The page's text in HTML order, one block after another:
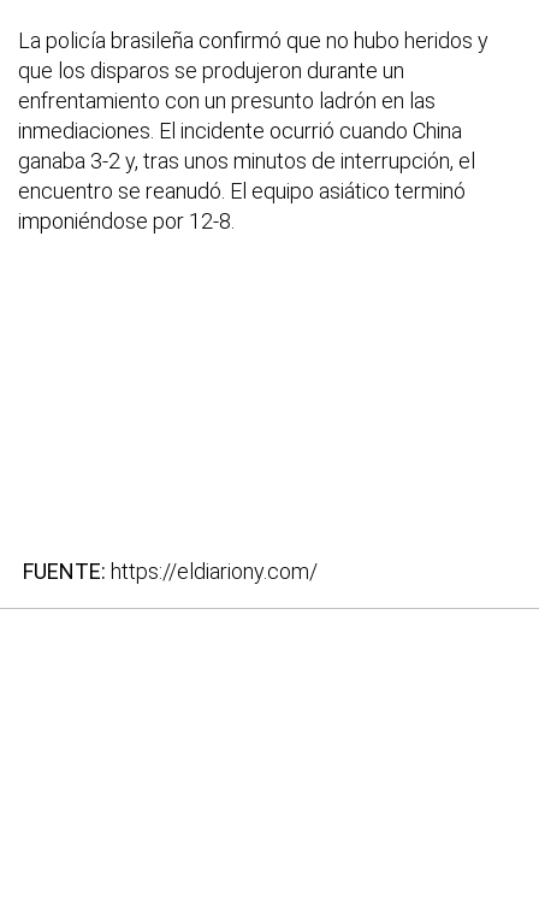
La policía brasileña confirmó que no hubo heridos y
que los disparos se produjeron durante un
enfrentamiento con un presunto ladrón en las
inmediaciones. El incidente ocurrió cuando China
ganaba 3-2 y, tras unos minutos de interrupción, el
encuentro se reanudó. El equipo asiático terminó
imponiéndose por 12-8.
FUENTE: https://eldiariony.com/